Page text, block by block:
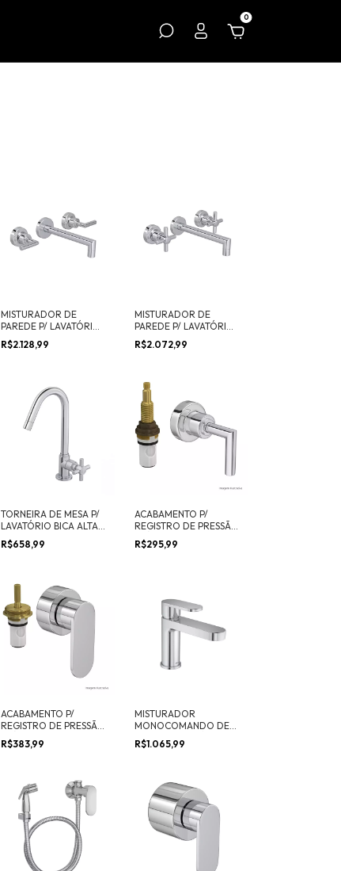
0
MISTURADOR DE
PAREDE P/ LAVATÓRIO
IZY
R$2.128,99
MISTURADOR DE
PAREDE P/ LAVATÓRIO
IZY
R$2.072,99
TORNEIRA DE MESA P/
LAVATÓRIO BICA ALTA
IZY
R$658,99
ACABAMENTO P/
REGISTRO DE PRESSÃO
ATÉ 1" C/ MECANISMO
1/2 VOLTA IZY PLUS
R$295,99
ACABAMENTO P/
REGISTRO DE PRESSÃO
ATÉ 1" C/ MECANISMO
1/2 VOLTA DROP
R$383,99
MISTURADOR
MONOCOMANDO DE
MESA P/ LAVATÓRIO
BICA BAIXA DROP
R$1.065,99